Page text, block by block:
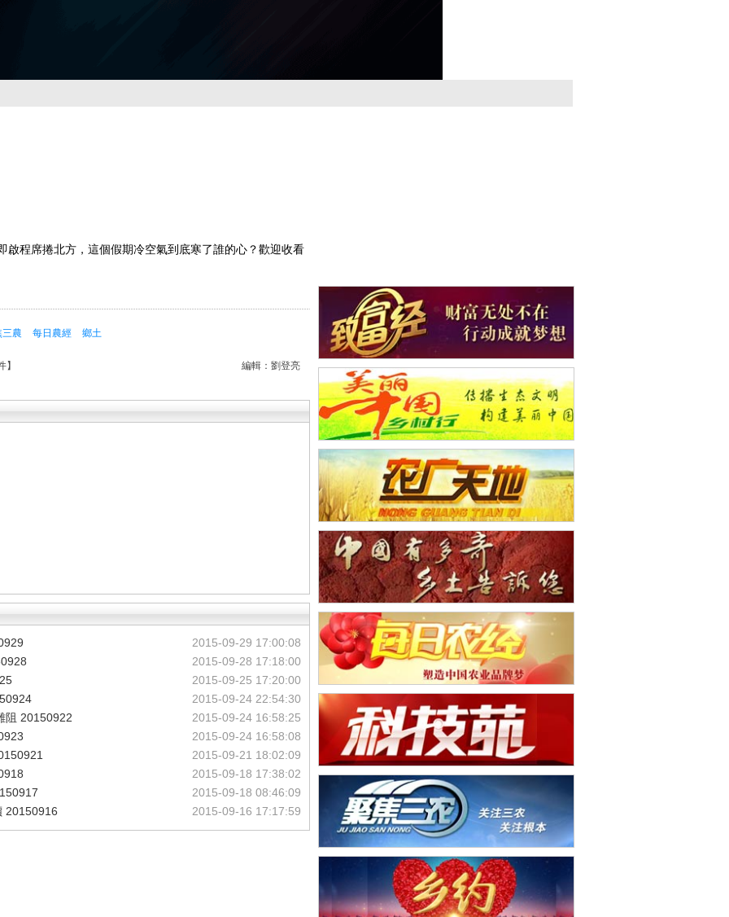
啟程席捲北方，這個假期冷空氣到底寒了誰的心？歡迎收看
三農 每日農經 鄉土
編輯：劉登亮
】
2015-09-29 17:00:08
2015-09-28 17:18:00
2015-09-25 17:20:00
2015-09-24 22:54:30
2015-09-24 16:58:25
阻 20150922
2015-09-24 16:58:08
2015-09-21 18:02:09
2015-09-18 17:38:02
2015-09-18 08:46:09
2015-09-16 17:17:59
20150916